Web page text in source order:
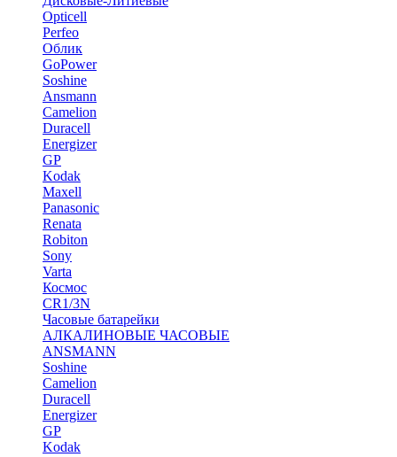
Opticell
Perfeo
Облик
GoPower
Soshine
Ansmann
Camelion
Duracell
Energizer
GP
Kodak
Maxell
Panasonic
Renata
Robiton
Sony
Varta
Космос
CR1/3N
Часовые батарейки
АЛКАЛИНОВЫЕ ЧАСОВЫЕ
ANSMANN
Soshine
Camelion
Duracell
Energizer
GP
Kodak